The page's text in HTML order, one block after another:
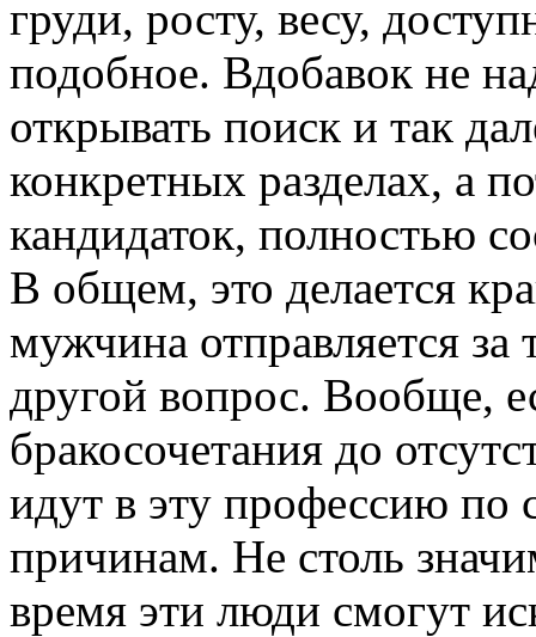
груди, росту, весу,
подобное. Вдобавок не
открывать поиск и так
конкретных разделах, а
кандидаток, полностью
В общем, это делается
мужчина отправляется
другой вопрос. Вообще,
бракосочетания до
идут в эту профессию по
причинам. Не столь
время эти люди смогут